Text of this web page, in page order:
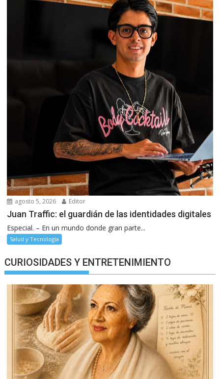
agosto 5, 2026 Editor
Juan Traffic: el guardián de las identidades digitales
Especial. – En un mundo donde gran parte...
Salud y Tecnología
CURIOSIDADES Y ENTRETENIMIENTO